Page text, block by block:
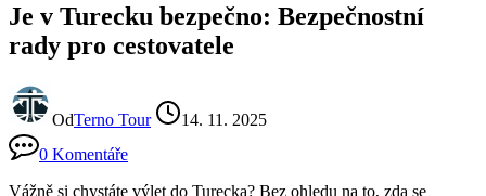
Je v Turecku bezpečno: Bezpečnostní
rady pro cestovatele
OdTerno Tour
14. 11. 2025
0 Komentáře
Vážně si chystáte výlet do Turecka? Bez ohledu na to, zda se